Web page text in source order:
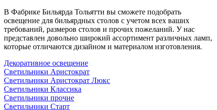
В Фабрике Бильярда Тольятти вы сможете подобрать
освещение для бильярдных столов с учетом всех ваших
требований, размеров столов и прочих пожеланий. У нас
представлен довольно широкий ассортимент различных ламп,
которые отличаются дизайном и материалом изготовления.
Декоративное освещение
Светильники Аристократ
Светильники Аристократ Люкс
Светильники Классика
Светильники прочие
Светильники Старт